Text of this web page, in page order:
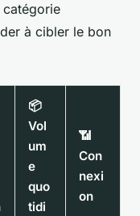
à cibler le bon
📦
Vol
um
e
quo
tidi
📶
Con
nexi
on